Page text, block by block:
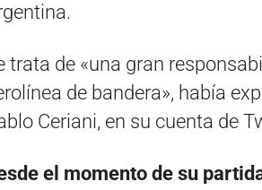
trata de «una gran
de bandera», había
Ceriani, en su cuenta de
el momento de su